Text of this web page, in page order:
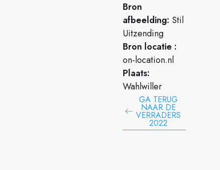
Bron
afbeelding: Stil
Uitzending
Bron locatie :
on-location.nl
Plaats:
Wahlwiller
GA TERUG
NAAR DE
VERRADERS
2022